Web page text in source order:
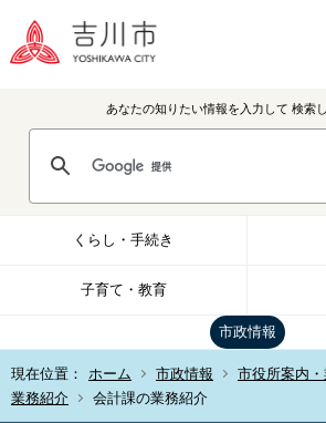
あなたの知りたい情報を入力して 検索
くらし・手続き
子育て・教育
市政情報
現在位置： ホーム 市政情報
市役所案内
業務紹介
会計課の業務紹介